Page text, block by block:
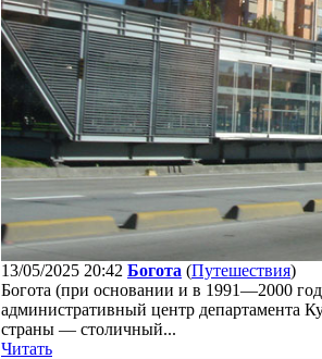
13/05/2025 20:42 Богота (Путешествия)
Богота (при основании и в 1991—2000
административный центр департамента
страны — столичный...
Читать